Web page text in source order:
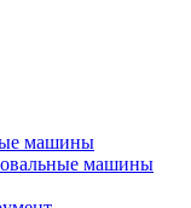
машины
машины